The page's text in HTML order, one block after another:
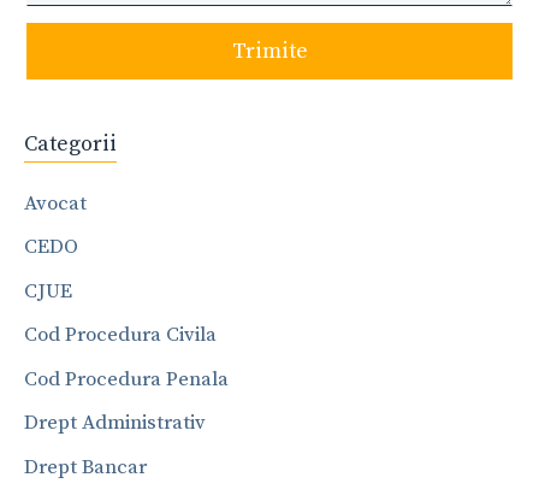
Trimite
Categorii
Avocat
CEDO
CJUE
Cod Procedura Civila
Cod Procedura Penala
Drept Administrativ
Drept Bancar